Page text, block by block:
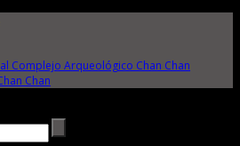
Complejo Arqueológico Chan Chan
Chan